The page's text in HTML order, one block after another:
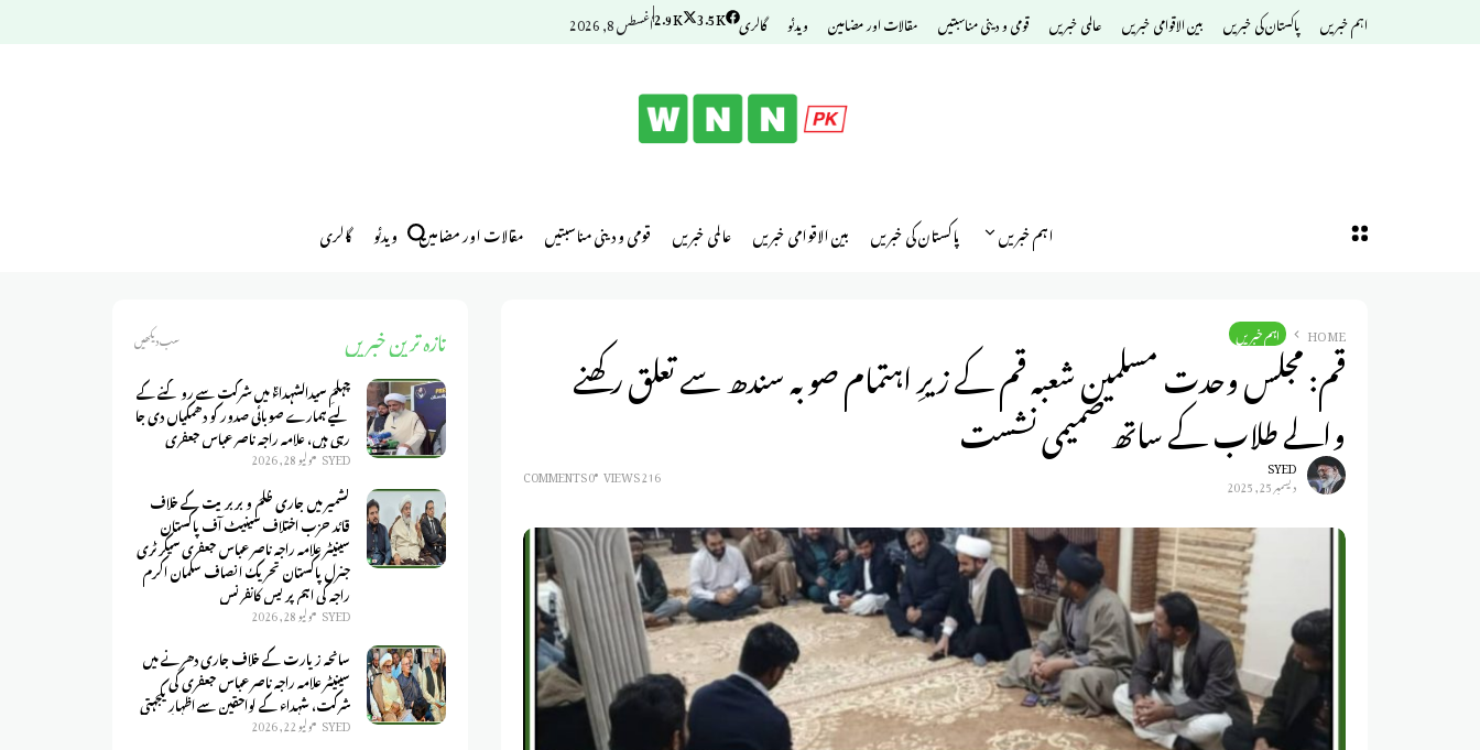
اہم خبریں پاکستان کی خبریں بین الاقوامی خبریں عالمی خبریں قومی و دینی مناسبتیں مقالات اور مضامین ویدئو گالری 3.5K
2.9Kأغسطس 8, 2026
اہم خبریں پاکستان کی خبریں بین الاقوامی خبریں عالمی خبریں قومی و دینی مناسبتیں مقالات اور مضامین ویدئو گالری
HOME اہم خبریں
قم: مجلس وحدت مسلمین شعبہ قم کے زیرِ اہتمام صوبہ سندھ سے تعلق رکھنے
والے طلاب کے ساتھ صمیمی نشست
SYED
ديسمبر 25, 2025 216 VIEWS
0 COMMENTS
تازہ ترین خبریں سب دیکھیں
چہلمِ سیدالشہداءؑ میں شرکت سے روکنے کے
لیے ہمارے صوبائی صدور کو دھمکیاں دی جا
رہی ہیں، علامہ راجہ ناصر عباس جعفری
SYED يوليو 28, 2026
کشمیر میں جاری ظلم و بربریت کے خلاف
قائد حزب اختلاف سینیٹ آف پاکستان
سینیٹر علامہ راجہ ناصر عباس جعفری سیکرٹری
جنرل پاکستان تحریک انصاف سلمان اکرم
راجہ کی اہم پریس کانفرنس
SYED يوليو 28, 2026
سانحہ زیارت کے خلاف جاری دھرنے میں
سینیٹر علامہ راجہ ناصر عباس جعفری کی
شرکت، شہداء کے لواحقین سے اظہارِ یکجہتی
SYED يوليو 22, 2026